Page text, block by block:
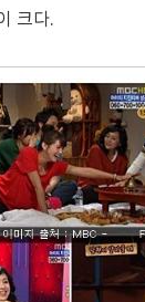
크다.